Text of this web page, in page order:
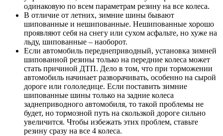
одинаковую по всем параметрам резину на все колеса.
В отличие от летних, зимние шины бывают
шипованные и нешипованные. Нешипованные хорошо
проявляют себя на снегу или сухом асфальте, но хуже на
льду, шипованные – наоборот.
Если автомобиль переднеприводный, установка зимней
шипованной резины только на передние колеса может
стать причиной ДТП. Дело в том, что при торможении
автомобиль начинает разворачивать, особенно на сырой
дороге или гололедице. Если поставить зимние
шипованные шины только на задние колеса
заднеприводного автомобиля, то такой проблемы не
будет, но тормозной путь на скользкой дороге сильно
увеличится. Чтобы избежать этих проблем, ставьте
резину сразу на все 4 колеса.